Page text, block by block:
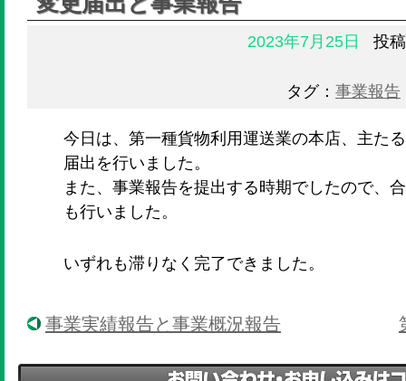
2023年7月25日 投
タグ： 事業報告
今日は、第一種貨物利用運送業の本店、主た
届出を行いました。
また、事業報告を提出する時期でしたので、
も行いました。
いずれも滞りなく完了できました。
事業実績報告と事業概況報告